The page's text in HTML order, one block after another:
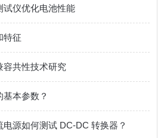
试仪优化电池性能
特征
容共性技术研究
本参数？
源如何测试 DC-DC 转换器？